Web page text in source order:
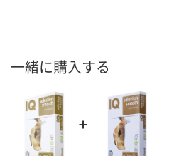
一緒に購入する